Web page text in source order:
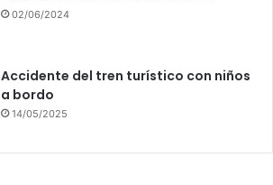
02/06/2024
Accidente del tren turístico con niños
a bordo
14/05/2025